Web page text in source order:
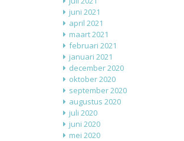
juni 2021
april 2021
maart 2021
februari 2021
januari 2021
december 2020
oktober 2020
september 2020
augustus 2020
juli 2020
juni 2020
mei 2020